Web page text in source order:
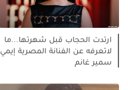
ارتدت الحجاب قبل شهرتها...ما
لاتعرفه عن الفنانة المصرية إيمي
سمير غانم